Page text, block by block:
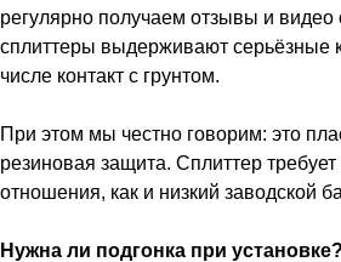
регулярно получаем отзывы и видео
сплиттеры выдерживают серьёзные
числе контакт с грунтом.
При этом мы честно говорим: это
резиновая защита. Сплиттер требует
отношения, как и низкий заводской
Нужна ли подгонка при установке?